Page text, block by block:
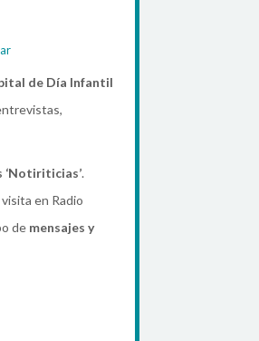
de Día Infantil
‘Notiriticias’.
visita en Radio
de mensajes y